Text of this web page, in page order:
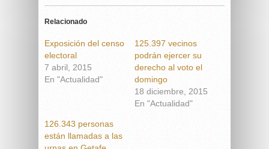
Relacionado
Exposición del censo
electoral
7 abril, 2015
En "Actualidad"
125.397 vecinos
podrán ejercer su
derecho al voto el
domingo
18 diciembre, 2015
En "Actualidad"
126.343 personas
están llamadas a las